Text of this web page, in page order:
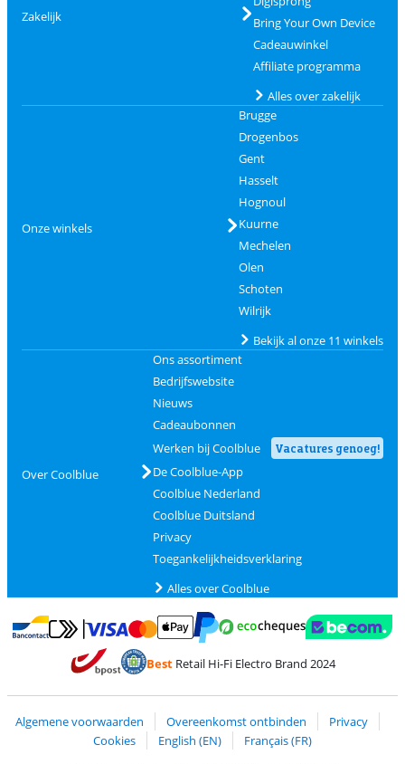
Zakelijk
Bring Your Own Device
Cadeauwinkel
Affiliate programma
Alles over zakelijk
Onze winkels
Brugge
Drogenbos
Gent
Hasselt
Hognoul
Kuurne
Mechelen
Olen
Schoten
Wilrijk
Bekijk al onze 11 winkels
Over Coolblue
Ons assortiment
Bedrijfswebsite
Nieuws
Cadeaubonnen
Werken bij Coolblue
Vacatures genoeg!
De Coolblue-App
Coolblue Nederland
Coolblue Duitsland
Privacy
Toegankelijkheidsverklaring
Alles over Coolblue
Betalen met Bancontact
Betalen met MasterCard en Visa via ClickToPay
Betalen met PayPal
BestRetail Hi-Fi Electro Brand 2024
Algemene voorwaarden Overeenkomst ontbinden
Privacy
Cookies
English (EN)
Français (FR)